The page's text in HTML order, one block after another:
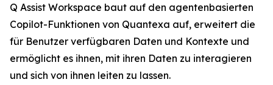
Q Assist Workspace baut auf den agentenbasierten
Copilot-Funktionen von Quantexa auf, erweitert die
für Benutzer verfügbaren Daten und Kontexte und
ermöglicht es ihnen, mit ihren Daten zu interagieren
und sich von ihnen leiten zu lassen.